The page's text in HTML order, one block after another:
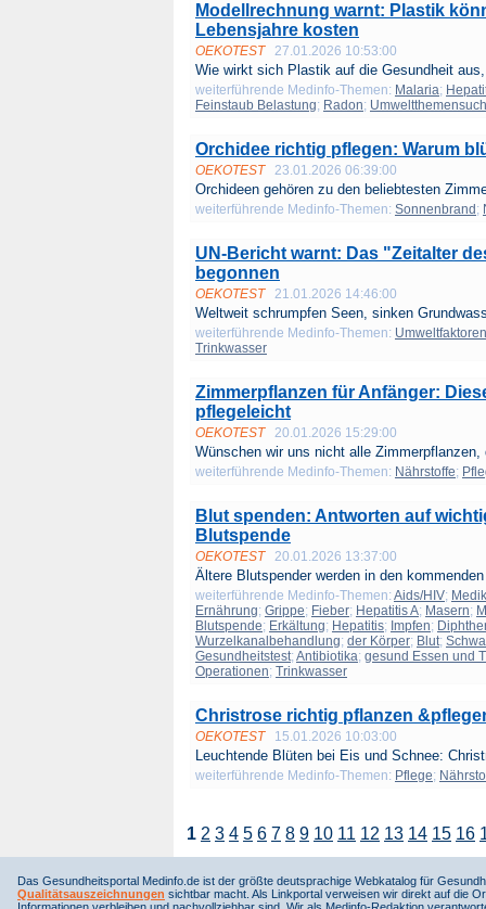
Modellrechnung warnt: Plastik
Lebensjahre kosten
OEKOTEST 27.01.2026 10:53:00
Wie wirkt sich Plastik auf die Gesundheit
weiterführende Medinfo-Themen: Malaria;
Feinstaub Belastung; Radon;
Orchidee richtig pflegen: Warum
OEKOTEST 23.01.2026 06:39:00
Orchideen gehören zu den beliebtesten
weiterführende Medinfo-Themen: Sonnenbrand ;
UN-Bericht warnt: Das "Zeitalter
begonnen
OEKOTEST 21.01.2026 14:46:00
Weltweit schrumpfen Seen, sinken
weiterführende Medinfo-Themen: Umweltfaktoren
Trinkwasser
Zimmerpflanzen für Anfänger:
pflegeleicht
OEKOTEST 20.01.2026 15:29:00
Wünschen wir uns nicht alle Zimmerpflanzen,
weiterführende Medinfo-Themen: Nährstoffe;
Blut spenden: Antworten auf
Blutspende
OEKOTEST 20.01.2026 13:37:00
Ältere Blutspender werden in den
weiterführende Medinfo-Themen: Aids/HIV;
Ernährung; Grippe; Fieber; Hepatitis A; Masern;
Blutspende; Erkältung; Hepatitis; Impfen;
Wurzelkanalbehandlung; der Körper; Blut;
Gesundheitstest; Antibiotika; gesund Essen und
Operationen; Trinkwasser
Christrose richtig pflanzen
OEKOTEST 15.01.2026 10:03:00
Leuchtende Blüten bei Eis und Schnee:
weiterführende Medinfo-Themen: Pflege;
1 2 3 4 5 6 7 8 9 10 11 12 13 14 15 16
Das Gesundheitsportal Medinfo.de ist der größte deutsprachige Webkatalog für
Qualitätsauszeichnungen sichtbar macht. Als Linkportal verweisen wir direkt auf die